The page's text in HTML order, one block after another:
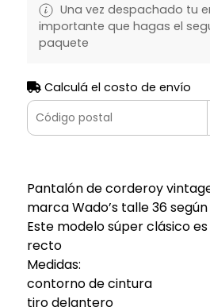
Una vez despachado tu
importante que hagas el
paquete
Calculá el costo de envío
Pantalón de corderoy
marca Wado’s talle 36
Este modelo súper clásico
recto
Medidas:
contorno de cintura
tiro delantero